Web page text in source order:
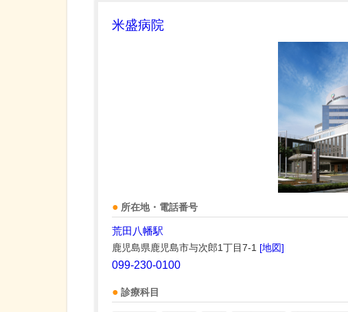
米盛病院
所在地・電話番号
荒田八幡駅
鹿児島県鹿児島市与次郎1丁目7-1 [地図]
099-230-0100
診療科目